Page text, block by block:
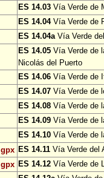
ES 14.03 Vía Verde de
ES 14.04Vía Verde de
ES 14.04aVía Verde
ES 14.05 Vía Verde de
Nicolás del Puerto
ES 14.06 Vía Verde de
ES 14.07 Vía Verde de
ES 14.08 Vía Verde de
ES 14.09 Vía Verde de
ES 14.10 Vía Verde de
gpx ES 14.11 Vía Verde del
gpx ES 14.12 Vía Verde de